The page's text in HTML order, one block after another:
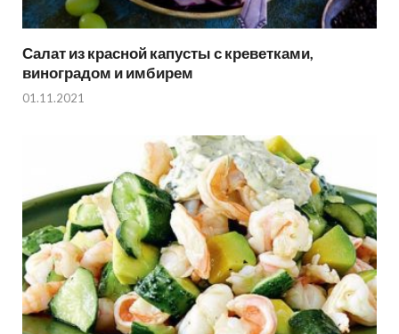
Салат из красной капусты с креветками,
виноградом и имбирем
01.11.2021